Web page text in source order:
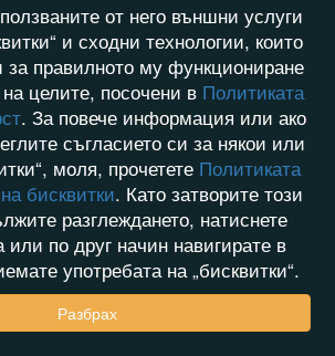
от него външни услуги
и сходни технологии, които
правилното му функциониране
целите, посочени в Политиката
. За повече информация или ако
съгласието си за някои или
моля, прочетете Политиката
бисквитки. Като затворите този
разглеждането, натиснете
или по друг начин навигирате в
употребата на „бисквитки“.
Разбрах